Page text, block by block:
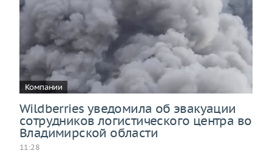
Компании
Wildberries уведомила об эвакуации
сотрудников логистического центра во
Владимирской области
11:28